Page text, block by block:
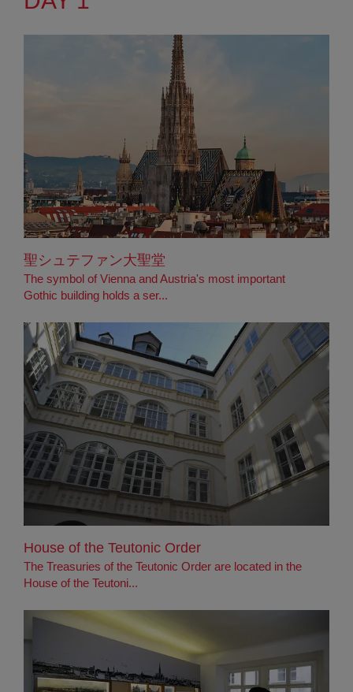
聖シュテファン大聖堂
The symbol of Vienna and Austria's most important
Gothic building holds a ser...
House of the Teutonic Order
The Treasuries of the Teutonic Order are located in the
House of the Teutoni...